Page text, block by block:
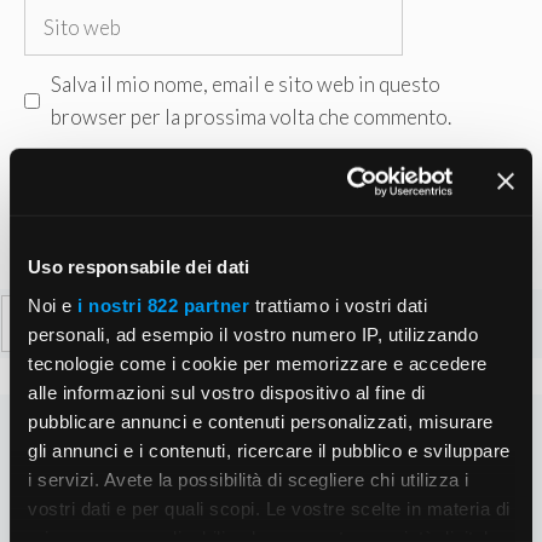
Uso responsabile dei dati
Noi e i nostri 822 partner trattiamo i vostri dati
personali, ad esempio il vostro numero IP, utilizzando
tecnologie come i cookie per memorizzare e accedere
alle informazioni sul vostro dispositivo al fine di
pubblicare annunci e contenuti personalizzati, misurare
gli annunci e i contenuti, ricercare il pubblico e sviluppare
i servizi. Avete la possibilità di scegliere chi utilizza i
vostri dati e per quali scopi. Le vostre scelte in materia di
Sito
Salva il mio nome, email e sito web in questo
browser per la prossima volta che commento.
Ricerca
per: